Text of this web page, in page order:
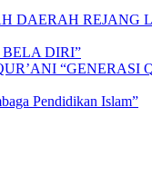
DAERAH
DIRI”
“GENERASI
Pendidikan Islam”